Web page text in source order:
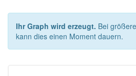
Ihr Graph wird erzeugt. Bei
kann dies einen Moment dauern.